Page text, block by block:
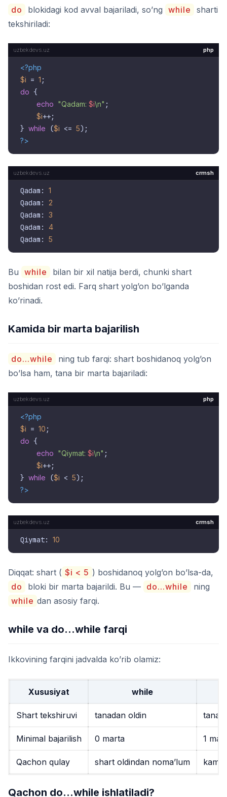
do blokidagi kod avval bajariladi, so’ng while
sharti
tekshiriladi:
php
<?php
$i = 1
do {
echo "Qadam: $i\n" ;
$i++;
} while ($i <= 5
?>
crmsh
Qadam: 1
Qadam: 2
Qadam: 3
Qadam: 4
Qadam: 5
Bu while
bilan bir xil natija berdi, chunki shart
boshidan rost edi. Farq shart yolg’on bo’lganda
ko’rinadi.
Kamida bir marta bajarilish
do...while
ning tub farqi: shart boshidanoq yolg’on
bo’lsa ham, tana bir marta bajariladi:
php
<?php
$i = 10
do {
echo "Qiymat: $i\n" ;
$i++;
} while ($i < 5
?>
crmsh
Qiymat: 10
Diqqat: shart ( $i < 5 ) boshidanoq yolg’on bo’lsa-da,
do
bloki bir marta bajarildi. Bu — do...while
ning
while dan asosiy farqi.
while va do…while farqi
Ikkovining farqini jadvalda ko’rib olamiz:
Xususiyat while
Shart tekshiruvi tanadan oldin
Minimal bajarilish 0 marta 1
Qachon qulay shart oldindan noma’lum
Qachon do…while ishlatiladi?